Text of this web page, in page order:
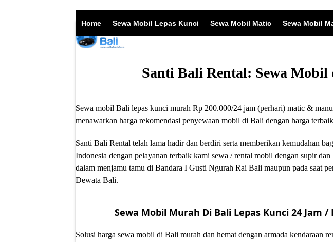
Home Sewa Mobil Lepas Kunci Sewa Mobil Matic Sewa Mobil
Santi Bali Rental: Sewa
Sewa mobil Bali lepas kunci murah Rp 200.000/24 jam (perhari) matic &
menawarkan harga rekomendasi penyewaan mobil di Bali dengan harga
Santi Bali Rental telah lama hadir dan berdiri serta memberikan kemudahan
Indonesia dengan pelayanan terbaik kami sewa / rental mobil dengan supir
dalam menjamu tamu di Bandara I Gusti Ngurah Rai Bali maupun pada saat
Dewata Bali.
Sewa Mobil Murah Di Bali Lepas Kunci 24 Jam
Solusi harga sewa mobil di Bali murah dan hemat dengan armada kendaraan